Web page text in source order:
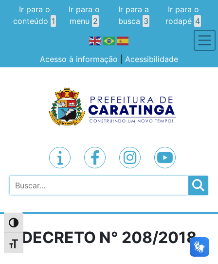
Alternar alto contraste
Alternar tamanho da fonte
Ir para o
conteúdo 1
Ir para o
menu 2
Ir para a
busca 3
Ir para o
rodapé 4
Acesso à informação Acessibilidade
Pesquisar
DECRETO N° 208/2018